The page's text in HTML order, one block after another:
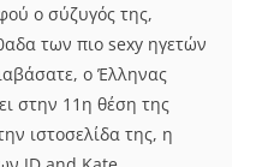
ο σύζυγός της,
των πιο sexy ηγετών
ο Έλληνας
στην 11η θέση της
ιστοσελίδα της, η